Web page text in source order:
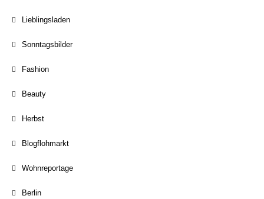
Lieblingsladen
Sonntagsbilder
Fashion
Beauty
Herbst
Blogflohmarkt
Wohnreportage
Berlin